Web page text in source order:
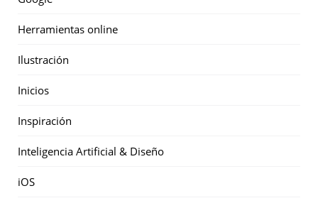
Herramientas online
Ilustración
Inicios
Inspiración
Inteligencia Artificial & Diseño
iOS